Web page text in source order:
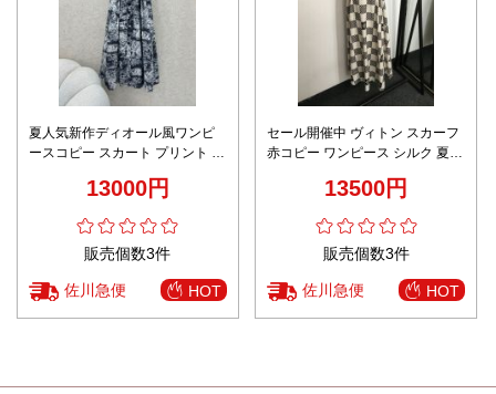
夏人気新作ディオール風ワンピ
ースコピー スカート プリント 優
13000円
販売個数3件
佐川急便 HOT
セール開催中 ヴィトン スカーフ
赤コピー ワンピース シルク 夏服
20240743 ブラック
13500円
販売個数3件
佐川急便 HOT